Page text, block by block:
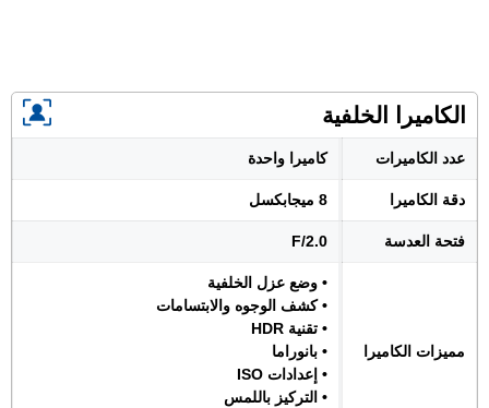
الكاميرا الخلفية
عدد الكاميرات كاميرا واحدة
دقة الكاميرا 8 ميجابكسل
فتحة العدسة F/2.0
مميزات الكاميرا
• وضع عزل الخلفية
• كشف الوجوه والابتسامات
• تقنية HDR
• بانوراما
• إعدادات ISO
• التركيز باللمس